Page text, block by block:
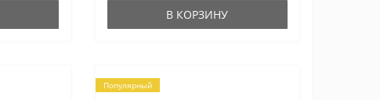
В КОРЗИНУ
Популярный